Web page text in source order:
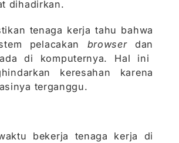
dihadirkan.
tenaga kerja tahu bahwa
pelacakan
browser dan
di komputernya. Hal ini
keresahan karena
terganggu.
bekerja tenaga kerja di